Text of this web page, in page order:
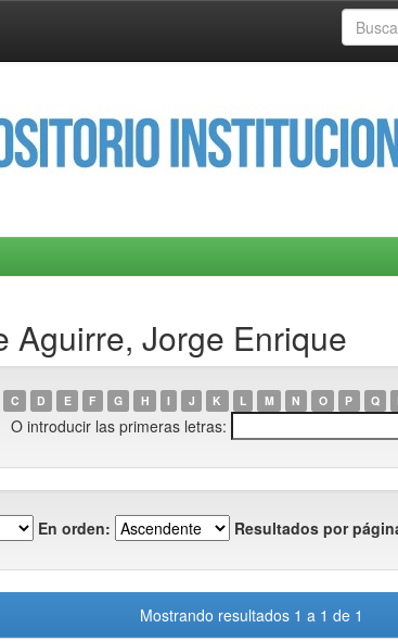
Aguirre, Jorge Enrique
C D E F G H I J K L M N O P Q
O introducir las primeras letras:
En orden: Resultados por
Mostrando resultados 1 a 1 de 1